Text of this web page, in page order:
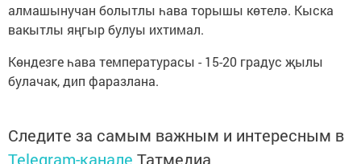
алмашынучан болытлы һава торышы көтелә. Кыска
вакытлы яңгыр булуы ихтимал.
Көндезге һава температурасы - 15-20 градус җылы
булачак, дип фаразлана.
Следите за самым важным и интересным в
Telegram-канале Татмедиа